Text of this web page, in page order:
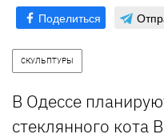
Поделиться
СКУЛЬПТУРЫ
В Одессе
стеклянного кота